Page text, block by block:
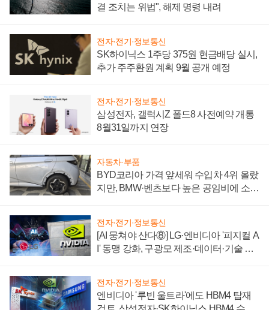
결 조치는 위법", 해제 명령 내려
전자·전기·정보통신
SK하이닉스 1주당 375원 현금배당 실시,
추가 주주환원 계획 9월 공개 예정
전자·전기·정보통신
삼성전자, 갤럭시Z 폴드8 사전예약 개통
8월31일까지 연장
자동차·부품
BYD코리아 가격 앞세워 수입차 4위 올랐
지만, BMW·벤츠보다 높은 공임비에 소비
전자·전기·정보통신
[AI 뭉쳐야 산다⑧] LG·엔비디아 '피지컬 A
I' 동맹 강화, 구광모 제조·데이터·기술 결
전자·전기·정보통신
엔비디아 '루빈 울트라'에도 HBM4 탑재